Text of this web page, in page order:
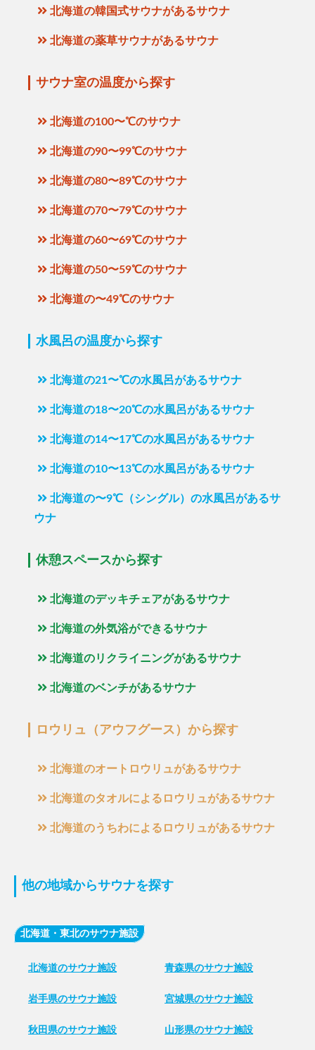
北海道の韓国式サウナがあるサウナ
北海道の薬草サウナがあるサウナ
サウナ室の温度から探す
北海道の100〜℃のサウナ
北海道の90〜99℃のサウナ
北海道の80〜89℃のサウナ
北海道の70〜79℃のサウナ
北海道の60〜69℃のサウナ
北海道の50〜59℃のサウナ
北海道の〜49℃のサウナ
水風呂の温度から探す
北海道の21〜℃の水風呂があるサウナ
北海道の18〜20℃の水風呂があるサウナ
北海道の14〜17℃の水風呂があるサウナ
北海道の10〜13℃の水風呂があるサウナ
北海道の〜9℃（シングル）の水風呂があるサ
ウナ
休憩スペースから探す
北海道のデッキチェアがあるサウナ
北海道の外気浴ができるサウナ
北海道のリクライニングがあるサウナ
北海道のベンチがあるサウナ
ロウリュ（アウフグース）から探す
北海道のオートロウリュがあるサウナ
北海道のタオルによるロウリュがあるサウナ
北海道のうちわによるロウリュがあるサウナ
他の地域からサウナを探す
北海道・東北のサウナ施設
北海道のサウナ施設 青森県のサウナ施設
岩手県のサウナ施設 宮城県のサウナ施設
秋田県のサウナ施設 山形県のサウナ施設